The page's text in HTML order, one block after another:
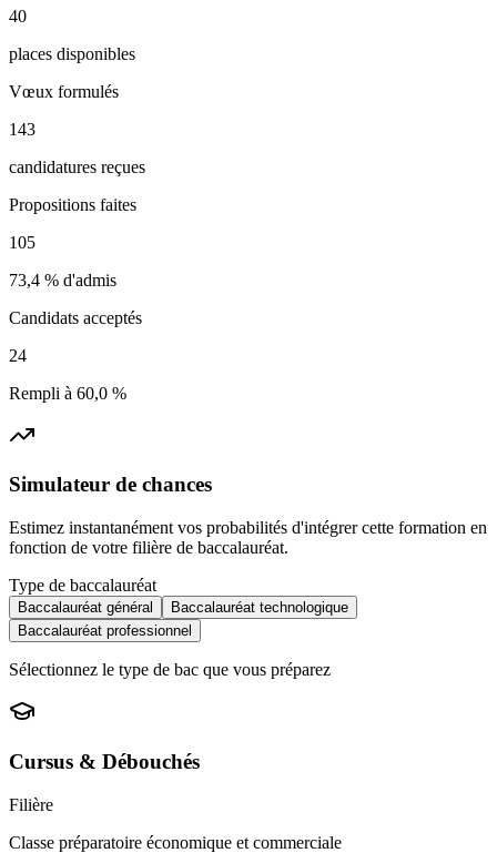
40
places disponibles
Vœux formulés
143
candidatures reçues
Propositions faites
105
73,4 % d'admis
Candidats acceptés
24
Rempli à 60,0 %
Simulateur de chances
Estimez instantanément vos probabilités d'intégrer cette formation en
fonction de votre filière de baccalauréat.
Type de baccalauréat
Baccalauréat général
Baccalauréat technologique
Baccalauréat professionnel
Sélectionnez le type de bac que vous préparez
Cursus & Débouchés
Filière
Classe préparatoire économique et commerciale